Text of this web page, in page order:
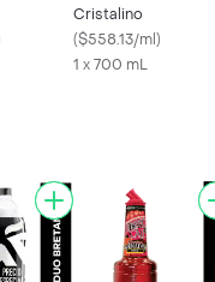
Cristalino
($558.13/ml)
1 x 700 mL